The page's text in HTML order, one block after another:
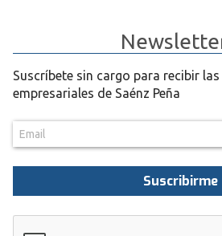
Suscríbete sin cargo para recibir
empresariales de Saénz Peña
Suscribirme